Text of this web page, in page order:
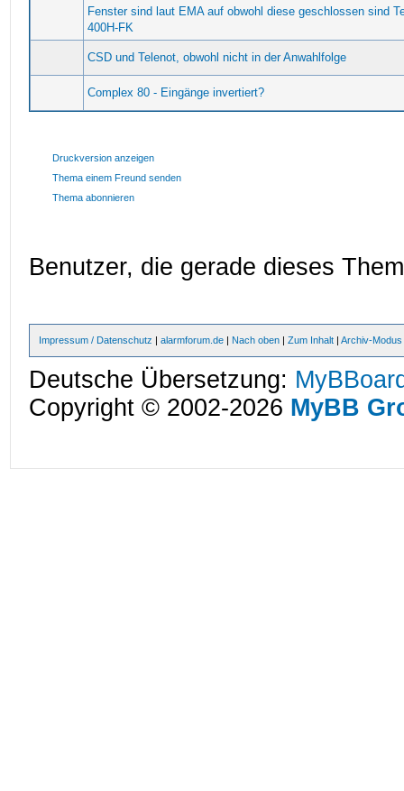
Fenster sind laut EMA auf obwohl diese geschlossen sind
400H-FK
CSD und Telenot, obwohl nicht in der Anwahlfolge
Complex 80 - Eingänge invertiert?
Druckversion anzeigen
Thema einem Freund senden
Thema abonnieren
Benutzer, die gerade dieses
Impressum / Datenschutz |alarmforum.de | Nach oben |Zum Inhalt |Archiv-Modus
Deutsche Übersetzung:
Copyright © 2002-2026 MyBB